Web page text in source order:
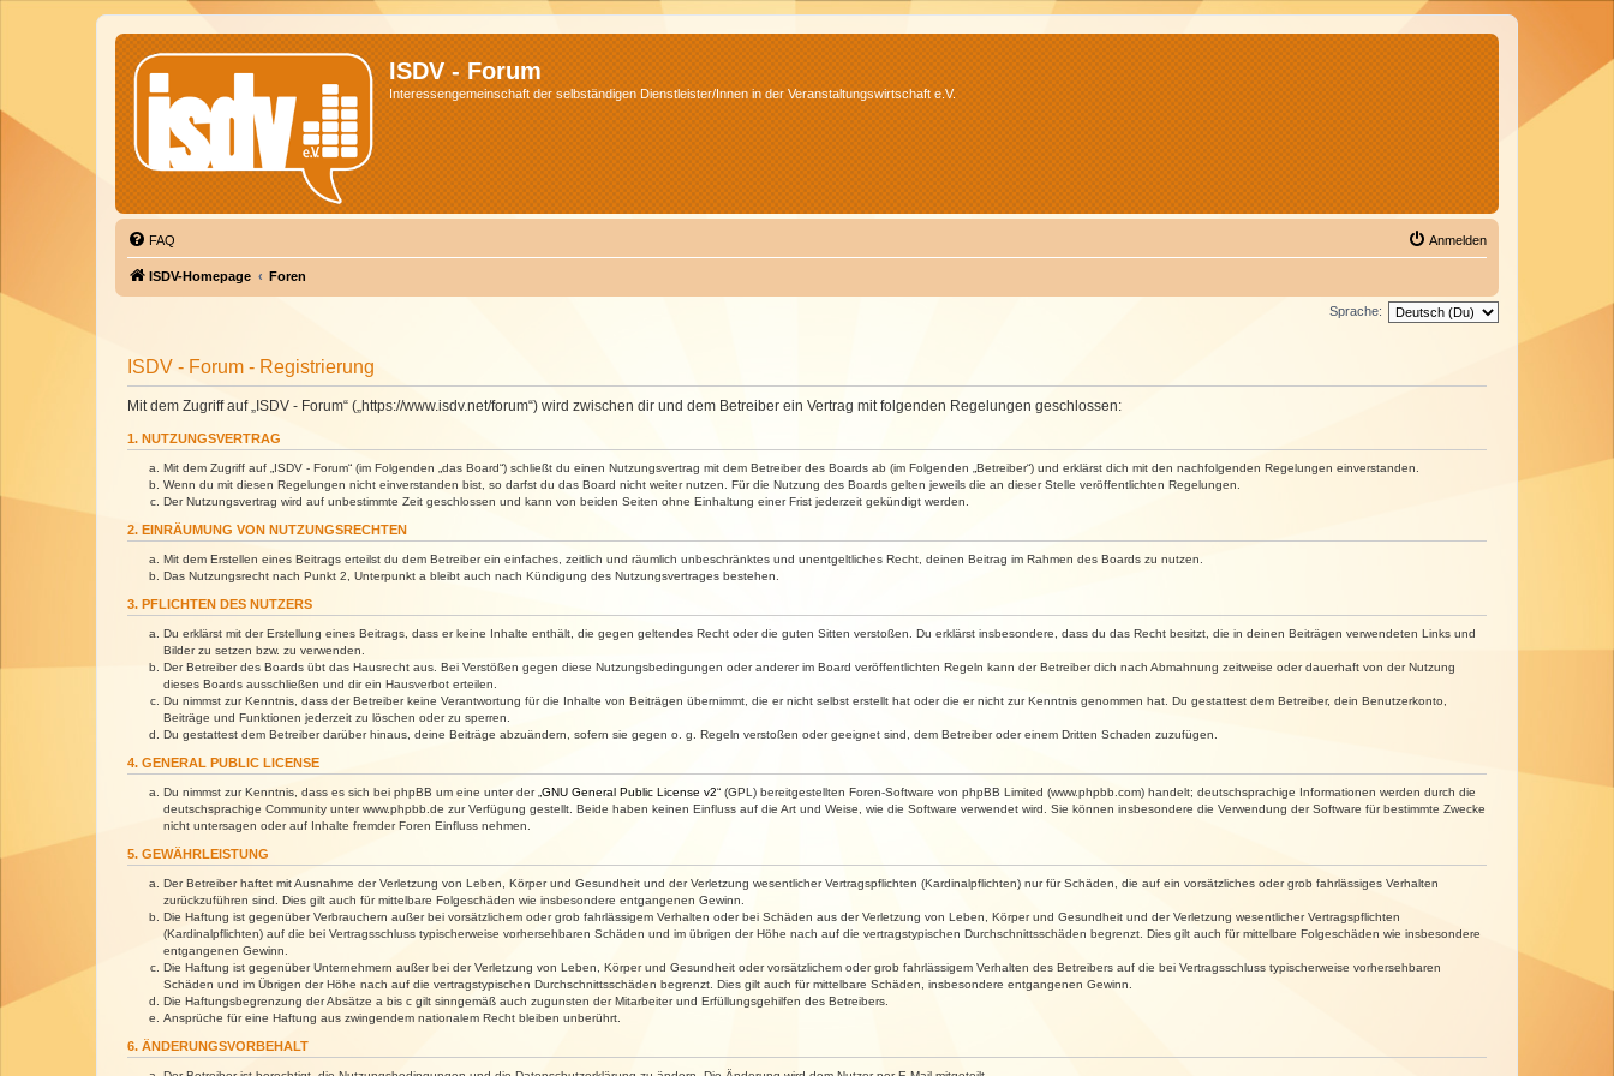
ISDV - Forum
Interessengemeinschaft der selbständigen Dienstleister/Innen in der Veranstaltungswirtschaft e.V.
FAQ Anmelden
ISDV-Homepage Foren
Sprache:
ISDV - Forum - Registrierung
Mit dem Zugriff auf „ISDV - Forum“ („https://www.isdv.net/forum“) wird zwischen dir und dem Betreiber ein Vertrag mit folgenden Regelungen geschlossen:
1. NUTZUNGSVERTRAG
Mit dem Zugriff auf „ISDV - Forum“ (im Folgenden „das Board“) schließt du einen Nutzungsvertrag mit dem Betreiber des Boards ab (im Folgenden „Betreiber“) und erklärst dich mit den nachfolgenden Regelungen einverstanden.
Wenn du mit diesen Regelungen nicht einverstanden bist, so darfst du das Board nicht weiter nutzen. Für die Nutzung des Boards gelten jeweils die an dieser Stelle veröffentlichten Regelungen.
Der Nutzungsvertrag wird auf unbestimmte Zeit geschlossen und kann von beiden Seiten ohne Einhaltung einer Frist jederzeit gekündigt werden.
2. EINRÄUMUNG VON NUTZUNGSRECHTEN
Mit dem Erstellen eines Beitrags erteilst du dem Betreiber ein einfaches, zeitlich und räumlich unbeschränktes und unentgeltliches Recht, deinen Beitrag im Rahmen des Boards zu nutzen.
Das Nutzungsrecht nach Punkt 2, Unterpunkt a bleibt auch nach Kündigung des Nutzungsvertrages bestehen.
3. PFLICHTEN DES NUTZERS
Du erklärst mit der Erstellung eines Beitrags, dass er keine Inhalte enthält, die gegen geltendes Recht oder die guten Sitten verstoßen. Du erklärst insbesondere, dass du das Recht besitzt, die in deinen Beiträgen verwendeten Links und
Bilder zu setzen bzw. zu verwenden.
Der Betreiber des Boards übt das Hausrecht aus. Bei Verstößen gegen diese Nutzungsbedingungen oder anderer im Board veröffentlichten Regeln kann der Betreiber dich nach Abmahnung zeitweise oder dauerhaft von der Nutzung
dieses Boards ausschließen und dir ein Hausverbot erteilen.
Du nimmst zur Kenntnis, dass der Betreiber keine Verantwortung für die Inhalte von Beiträgen übernimmt, die er nicht selbst erstellt hat oder die er nicht zur Kenntnis genommen hat. Du gestattest dem Betreiber, dein Benutzerkonto,
Beiträge und Funktionen jederzeit zu löschen oder zu sperren.
Du gestattest dem Betreiber darüber hinaus, deine Beiträge abzuändern, sofern sie gegen o. g. Regeln verstoßen oder geeignet sind, dem Betreiber oder einem Dritten Schaden zuzufügen.
4. GENERAL PUBLIC LICENSE
Du nimmst zur Kenntnis, dass es sich bei phpBB um eine unter der „ GNU General Public License v2“ (GPL) bereitgestellten Foren-Software von phpBB Limited (www.phpbb.com) handelt; deutschsprachige Informationen werden durch die
deutschsprachige Community unter www.phpbb.de zur Verfügung gestellt. Beide haben keinen Einfluss auf die Art und Weise, wie die Software verwendet wird. Sie können insbesondere die Verwendung der Software für bestimmte Zwecke
nicht untersagen oder auf Inhalte fremder Foren Einfluss nehmen.
5. GEWÄHRLEISTUNG
Der Betreiber haftet mit Ausnahme der Verletzung von Leben, Körper und Gesundheit und der Verletzung wesentlicher Vertragspflichten (Kardinalpflichten) nur für Schäden, die auf ein vorsätzliches oder grob fahrlässiges Verhalten
zurückzuführen sind. Dies gilt auch für mittelbare Folgeschäden wie insbesondere entgangenen Gewinn.
Die Haftung ist gegenüber Verbrauchern außer bei vorsätzlichem oder grob fahrlässigem Verhalten oder bei Schäden aus der Verletzung von Leben, Körper und Gesundheit und der Verletzung wesentlicher Vertragspflichten
(Kardinalpflichten) auf die bei Vertragsschluss typischerweise vorhersehbaren Schäden und im übrigen der Höhe nach auf die vertragstypischen Durchschnittsschäden begrenzt. Dies gilt auch für mittelbare Folgeschäden wie insbesondere
entgangenen Gewinn.
Die Haftung ist gegenüber Unternehmern außer bei der Verletzung von Leben, Körper und Gesundheit oder vorsätzlichem oder grob fahrlässigem Verhalten des Betreibers auf die bei Vertragsschluss typischerweise vorhersehbaren
Schäden und im Übrigen der Höhe nach auf die vertragstypischen Durchschnittsschäden begrenzt. Dies gilt auch für mittelbare Schäden, insbesondere entgangenen Gewinn.
Die Haftungsbegrenzung der Absätze a bis c gilt sinngemäß auch zugunsten der Mitarbeiter und Erfüllungsgehilfen des Betreibers.
Ansprüche für eine Haftung aus zwingendem nationalem Recht bleiben unberührt.
6. ÄNDERUNGSVORBEHALT